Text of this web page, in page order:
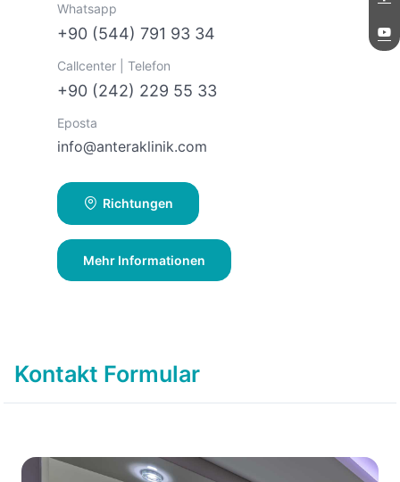
Whatsapp
+90 (544) 791 93 34
Callcenter | Telefon
+90 (242) 229 55 33
Eposta
info@anteraklinik.com
Richtungen
Mehr Informationen
Kontakt Formular